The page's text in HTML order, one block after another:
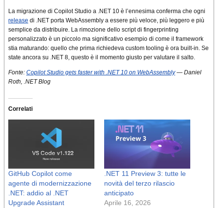
La migrazione di Copilot Studio a .NET 10 è l’ennesima conferma che ogni
release di .NET porta WebAssembly a essere più veloce, più leggero e più
semplice da distribuire. La rimozione dello script di fingerprinting
personalizzato è un piccolo ma significativo esempio di come il framework
stia maturando: quello che prima richiedeva custom tooling è ora built-in. Se
state ancora su .NET 8, questo è il momento giusto per valutare il salto.
Fonte: Copilot Studio gets faster with .NET 10 on WebAssembly— Daniel
Roth, .NET Blog
Correlati
GitHub Copilot come
agente di modernizzazione
.NET: addio al .NET
Upgrade Assistant
.NET 11 Preview 3: tutte le
novità del terzo rilascio
anticipato
Aprile 16, 2026